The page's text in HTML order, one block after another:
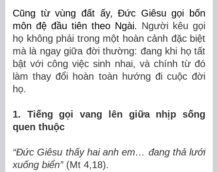
Cũng từ vùng đất ấy, Đức Giêsu gọi bốn
môn đệ đầu tiên theo Ngài. Người kêu gọi
họ không phải trong một hoàn cảnh đặc biệt
mà là ngay giữa đời thường: đang khi họ tất
bật với công việc sinh nhai, và chính từ đó
làm thay đổi hoàn toàn hướng đi cuộc đời
họ.
1. Tiếng gọi vang lên giữa nhịp sống
quen thuộc
“Đức Giêsu thấy hai anh em… đang thả lưới
xuống biển”(Mt 4,18).